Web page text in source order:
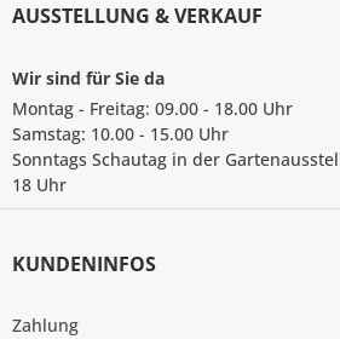
AUSSTELLUNG & VERKAUF
Wir sind für Sie da
Montag - Freitag: 09.00 - 18.00 Uhr
Samstag: 10.00 - 15.00 Uhr
Sonntags Schautag in der
18 Uhr
KUNDENINFOS
Zahlung